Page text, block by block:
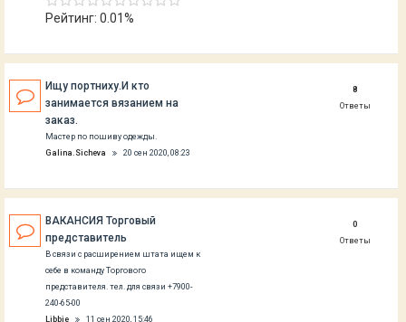
Рейтинг: 0.01%
Ищу портниху.И кто
занимается вязанием на
заказ.
Мастер по пошиву одежды.
Galina.Sicheva
20 сен 2020, 08:23
8
Ответы
ВАКАНСИЯ Торговый
представитель
В связи с расширением штата ищем к
себе в команду Торгового
представителя. тел. для связи +7900-
240-65-00
Libbie
11 сен 2020, 15:46
0
Ответы